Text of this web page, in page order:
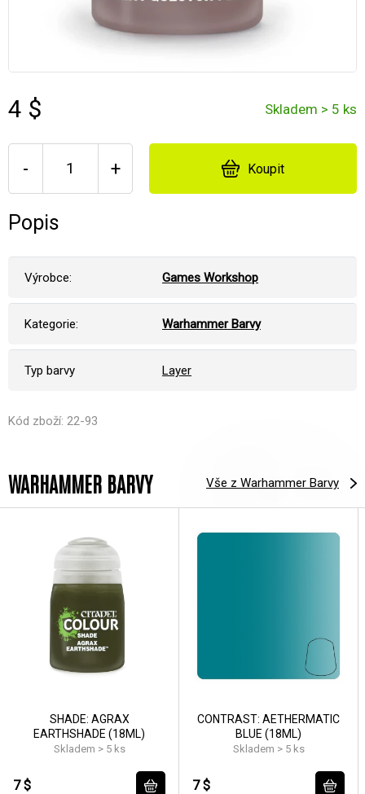
4 $ Skladem > 5 ks
- + Koupit
Popis
Výrobce: Games Workshop
Kategorie: Warhammer Barvy
Typ barvy Layer
Kód zboží: 22-93
WARHAMMER BARVY Vše z Warhammer Barvy
SHADE: AGRAX
EARTHSHADE (18ML)
Skladem > 5 ks
7 $
CONTRAST: AETHERMATIC
BLUE (18ML)
Skladem > 5 ks
7 $